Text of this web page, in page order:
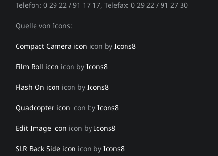
Telefon: 0 29 22 / 91 17 17, Telefax: 0 29 22 / 91 27 30
Quelle von Icons:
Compact Camera icon icon byIcons8
Film Roll icon icon byIcons8
Flash On icon icon byIcons8
Quadcopter icon icon byIcons8
Edit Image icon icon byIcons8
SLR Back Side icon icon byIcons8